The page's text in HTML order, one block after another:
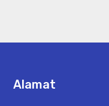
Alamat